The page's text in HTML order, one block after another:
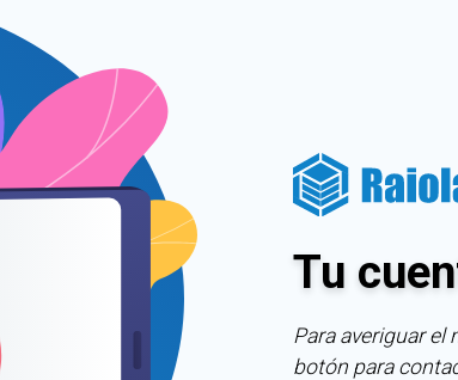
Tu
Para averiguar
botón para